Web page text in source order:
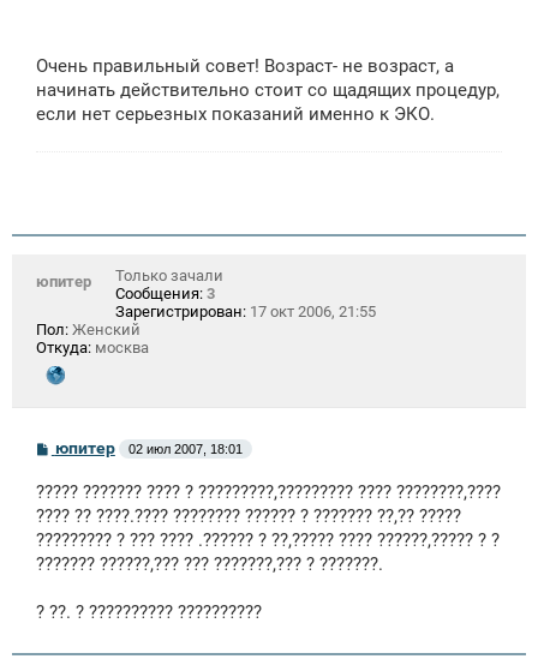
Очень правильный совет! Возраст- не возраст, а
начинать действительно стоит со щадящих процедур,
если нет серьезных показаний именно к ЭКО.
юпитер
Только зачали
Сообщения: 3
Зарегистрирован: 17 окт 2006, 21:55
Пол: Женский
Откуда: москва
С
б
щ
е
н
и
юпитер 02 июл 2007, 18:01
????? ??????? ???? ? ?????????,????????? ???? ????????,????
???? ?? ????.???? ???????? ?????? ? ??????? ??,?? ?????
????????? ? ??? ???? .?????? ? ??,????? ???? ??????,????? ? ?
??????? ??????,??? ??? ???????,??? ? ???????.
? ??. ? ?????????? ??????????